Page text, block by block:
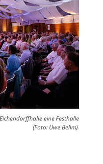
eine Festhalle
(Foto: Uwe Bellm).